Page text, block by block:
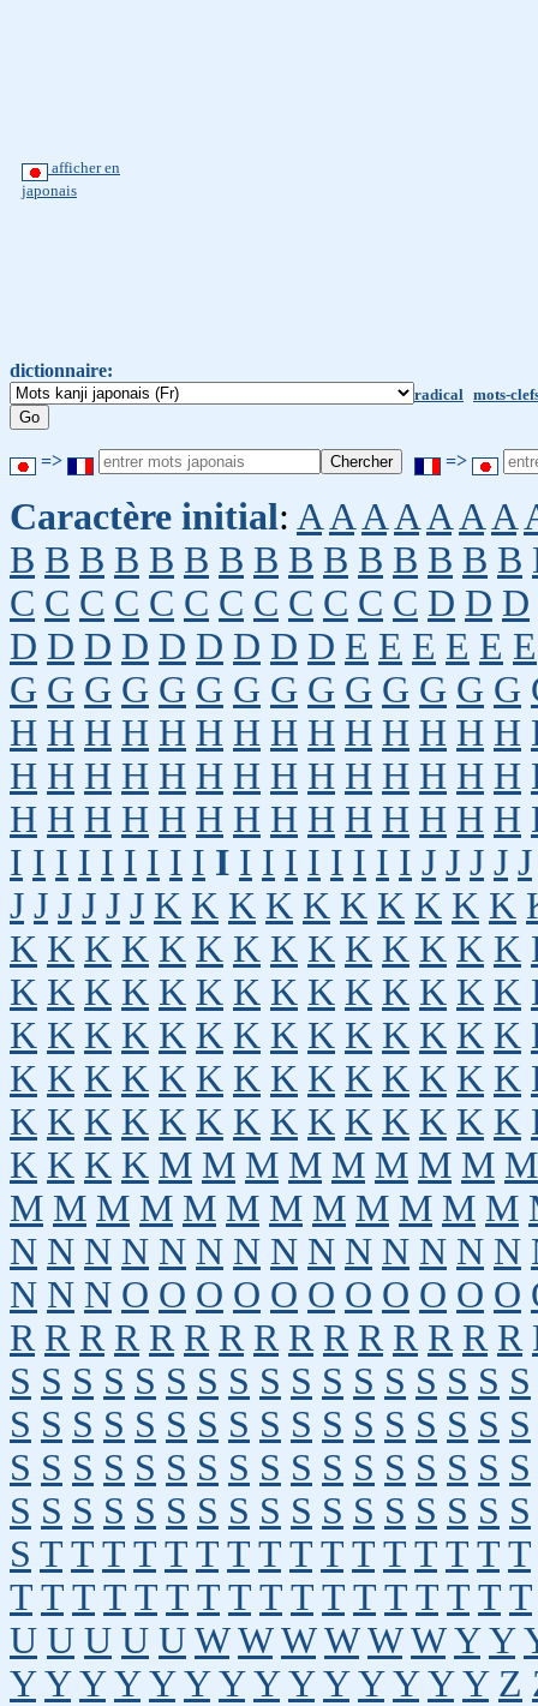
afficher en
japonais
dictionnaire:
radical mots-
=> =>
Caractère initial: A A A A A A A
B B B B B B B B B B B B B B B
C C C C C C C C C C C C D D D
D D D D D D D D D E E E E E E
G G G G G G G G G G G G G G
H H H H H H H H H H H H H H
H H H H H H H H H H H H H H
H H H H H H H H H H H H H H
I I I I I I I I I I I I I I I I I I J J J J J
J J J J J J K K K K K K K K K K
K K K K K K K K K K K K K K
K K K K K K K K K K K K K K
K K K K K K K K K K K K K K
K K K K K K K K K K K K K K
K K K K K K K K K K K K K K
K K K K M M M M M M M M M
M M M M M M M M M M M M
N N N N N N N N N N N N N N
N N N O O O O O O O O O O O
R R R R R R R R R R R R R R R
S S S S S S S S S S S S S S S S S
S S S S S S S S S S S S S S S S S
S S S S S S S S S S S S S S S S S
S S S S S S S S S S S S S S S S S
S T T T T T T T T T T T T T T T T
T T T T T T T T T T T T T T T T T
U U U U U W W W W W W Y Y
Y Y Y Y Y Y Y Y Y Y Y Y Y Y Z